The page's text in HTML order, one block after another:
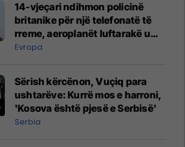
14-vjeçari ndihmon policinë
britanike për një telefonatë të
rreme, aeroplanët luftarakë u
ngritën në ajër për të
Mançesterit
Evropa
Sërish kërcënon, Vuçiq para
ushtarëve: Kurrë mos e harroni,
'Kosova është pjesë e Serbisë'
Serbia